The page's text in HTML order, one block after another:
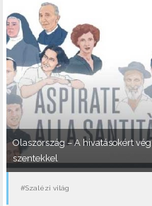
Olaszország – A hivatásokért
szentekkel
#Szalézi világ